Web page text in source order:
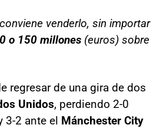
venderlo, sin importar
o 150 millones (euros) sobre
regresar de una gira de dos
Unidos, perdiendo 2-0
3-2 ante el Mánchester City